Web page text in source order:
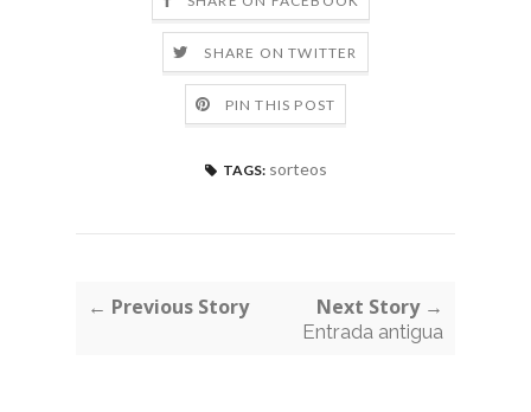
SHARE ON TWITTER
PIN THIS POST
TAGS: sorteos
← Previous Story Next Story →
Entrada antigua